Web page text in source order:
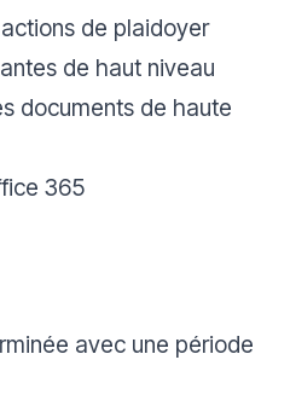
de plaidoyer
de haut niveau
documents de haute
365
avec une période